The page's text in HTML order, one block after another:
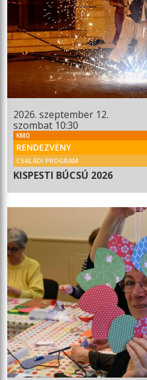
2026. szeptember 12.
szombat 10:30
KMO
RENDEZVÉNY
CSALÁDI PROGRAM
KISPESTI BÚCSÚ 2026